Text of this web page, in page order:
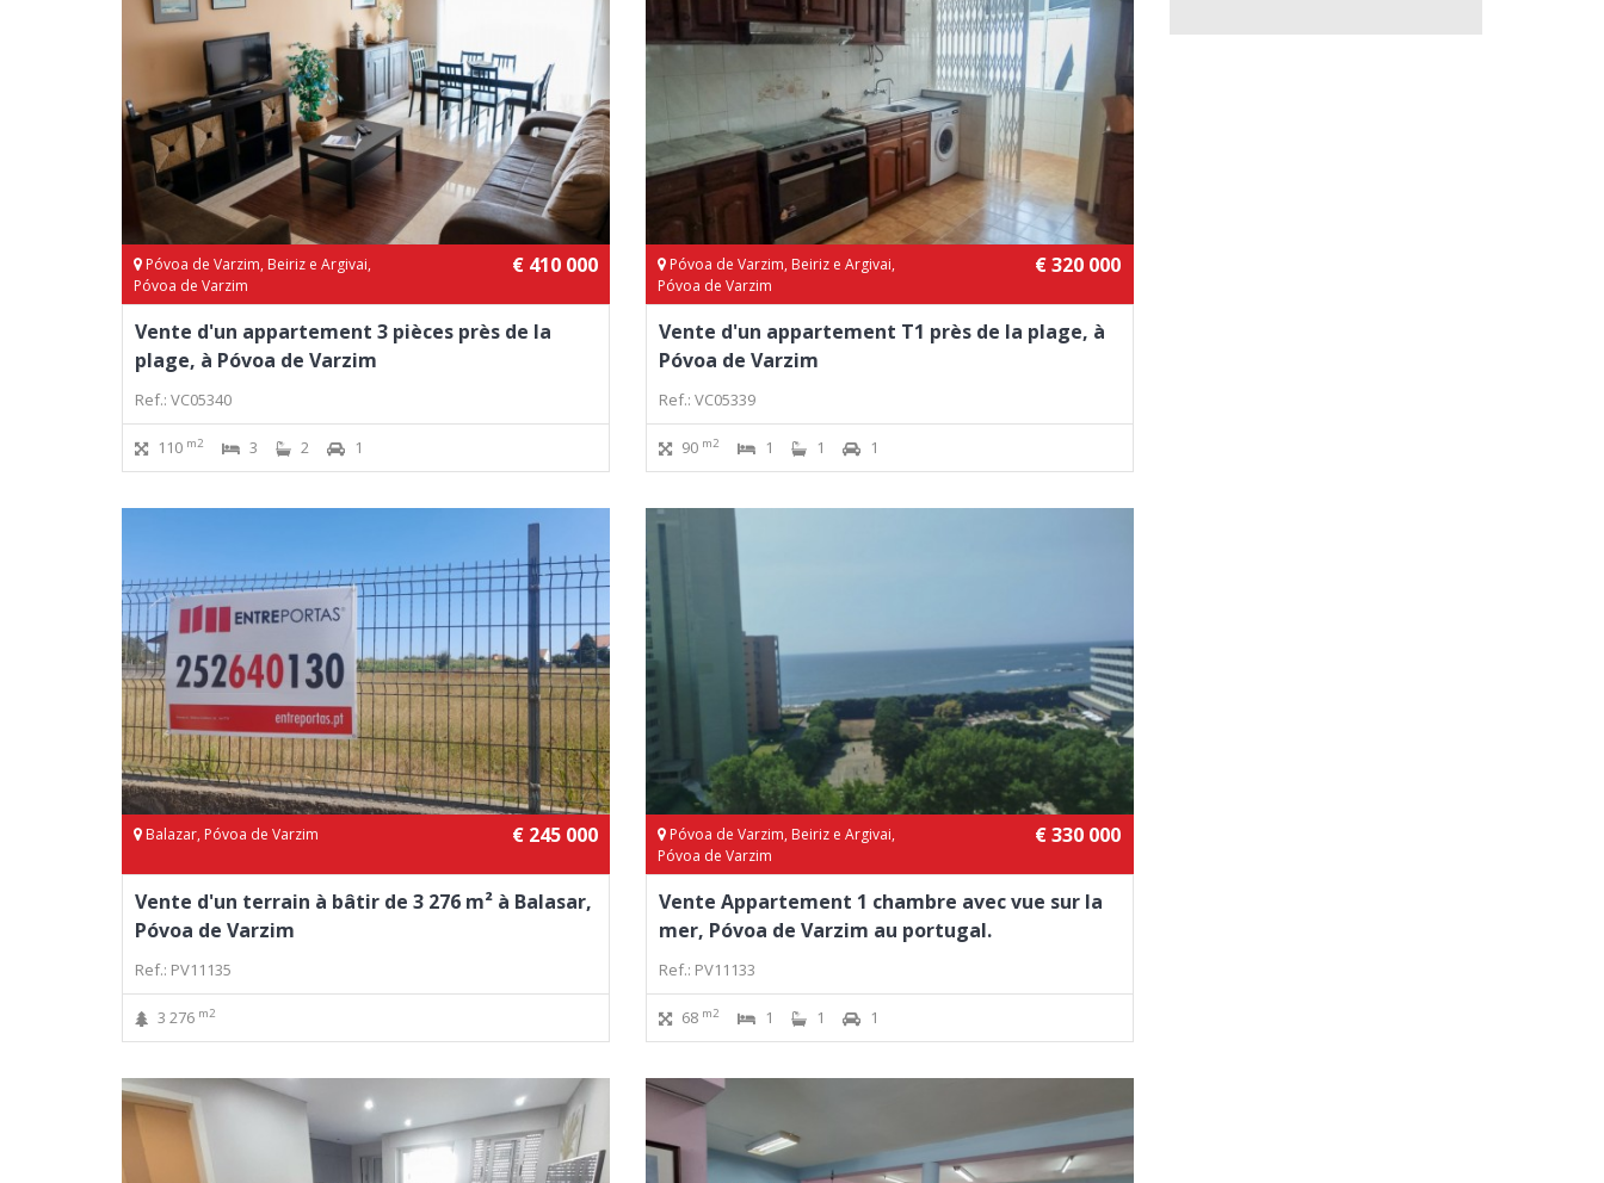
Póvoa de Varzim, Beiriz e Argivai,
Póvoa de Varzim
€ 410 000
Vente d'un appartement 3 pièces près de la
plage, à Póvoa de Varzim
Ref.: VC05340
110 m2 3 2 1
Póvoa de Varzim, Beiriz e Argivai,
Póvoa de Varzim
€ 320 000
Vente d'un appartement T1 près de la plage, à
Póvoa de Varzim
Ref.: VC05339
90 m2 1 1 1
Balazar, Póvoa de Varzim € 245 000
Vente d'un terrain à bâtir de 3 276 m² à Balasar,
Póvoa de Varzim
Ref.: PV11135
3 276 m2
Póvoa de Varzim, Beiriz e Argivai,
Póvoa de Varzim
€ 330 000
Vente Appartement 1 chambre avec vue sur la
mer, Póvoa de Varzim au portugal.
Ref.: PV11133
68 m2 1 1 1